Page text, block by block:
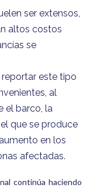
ser extensos,
altos costos
se
este tipo
al
el barco, la
que se produce
en los
afectadas.
continúa haciendo